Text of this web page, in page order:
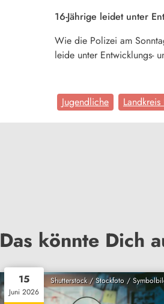
16-Jährige leidet unter
Wie die Polizei am
leide unter Entwicklungs-
Jugendliche
Das könnte Dich
Shutterstock / Stockfoto /
15
Juni 2026